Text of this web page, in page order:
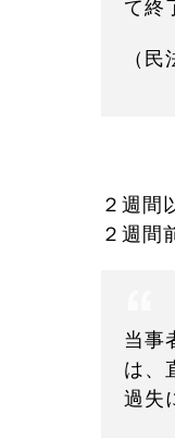
て終
（
２週間
２週間
当事
は、
過失